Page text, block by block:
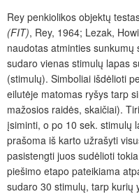
Rey penkiolikos objektų
(FIT), Rey, 1964; Lezak,
naudotas atminties sunkumų
sudaro vienas stimulų lapas
(stimulų). Simboliai išdėlioti
eilutėje matomas ryšys tarp
mažosios raidės, skaičiai).
įsiminti, o po 10 sek. stimulų
prašoma iš karto užrašyti
pasistengti juos sudėlioti
piešimo etapo pateikiama
sudaro 30 stimulų, tarp kurių